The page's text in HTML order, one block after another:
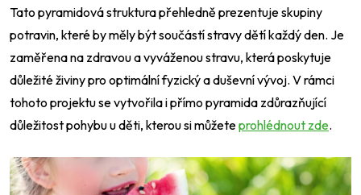
Tato pyramidová struktura přehledně prezentuje skupiny
potravin, které by měly být součástí stravy dětí každý den. Je
zaměřena na zdravou a vyváženou stravu, která poskytuje
důležité živiny pro optimální fyzický a duševní vývoj. V rámci
tohoto projektu se vytvořila i přímo pyramida zdůrazňující
důležitost pohybu u děti, kterou si můžeteprohlédnout zde.